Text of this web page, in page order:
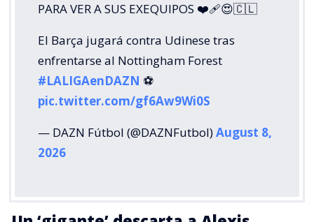
PARA VER A SUS EXEQUIPOS ❤️‍🩹😍🇨🇱
El Barça jugará contra Udinese tras
enfrentarse al Nottingham Forest
#LALIGAenDAZN ⚽️
pic.twitter.com/gf6Aw9Wi0S
— DAZN Fútbol (@DAZNFutbol)August 8,
2026